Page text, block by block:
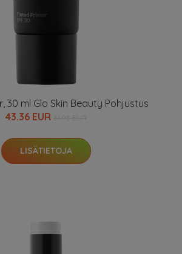
30 ml Glo Skin Beauty Pohjustus
43.36 EUR
LISÄTIETOJA